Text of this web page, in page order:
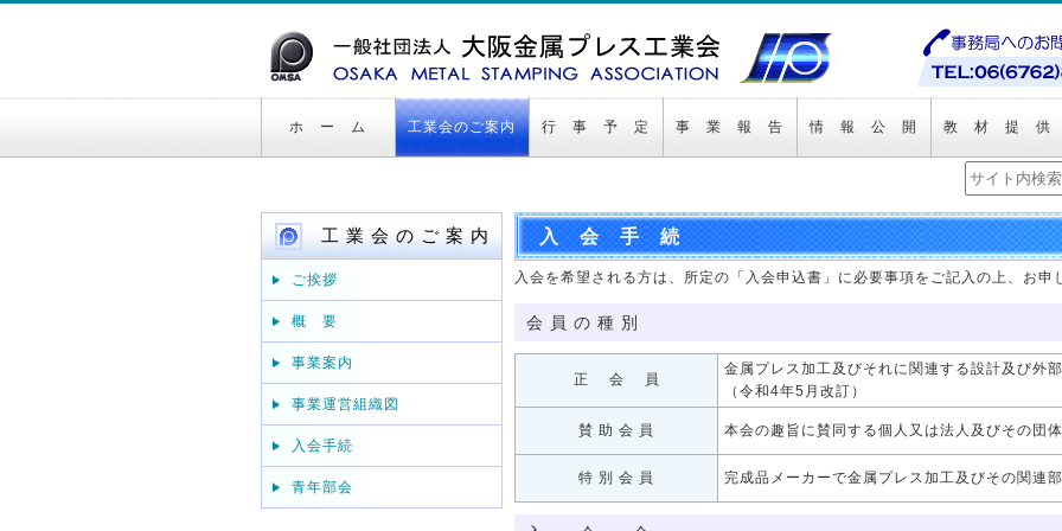
ホ ー ム 工業会のご案内 行 事 予 定 事 業 報 告 情 報 公 開 教 材 提 供
工 業 会 の ご 案 内
ご挨拶
概 要
事業案内
事業運営組織図
入会手続
青年部会
入 会 手 続
入会を希望される方は、所定の「入会申込書」に必要事項をご記入の上、お申
会 員 の 種 別
正 会 員
金属プレス加工及びそれに関連する設計及び外
（令和4年5月改訂）
賛 助 会 員 本会の趣旨に賛同する個人又は法人及びその団体
特 別 会 員 完成品メーカーで金属プレス加工及びその関連